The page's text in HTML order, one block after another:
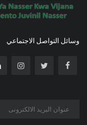
وسائل التواصل الاجتماعي